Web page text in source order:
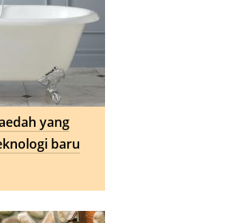
yang
baru